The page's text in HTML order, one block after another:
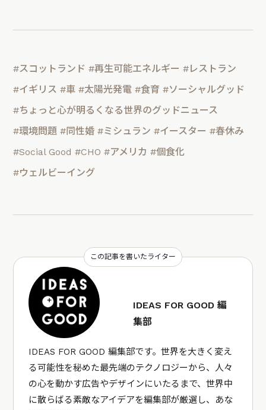
#スコットランド #再生可能エネルギー #レストラン
#イギリス #車 #太陽光発電 #食育 #ソーシャルグッド
#ちょっと心が明るくなる世界のグッドニュース
#環境問題 #同性婚 #ミシュラン #イースター #春休み
#Social Good #CHO #アメリカ #個食化
#ウェルビーイング
この記事を書いたライター
IDEAS FOR GOOD 編
集部
IDEAS FOR GOOD 編集部です。世界を大きく変え
る可能性を秘めた最先端のテクノロジーから、人々
の心を動かす広告やデザインにいたるまで、世界中
に散らばる素敵なアイデアを編集部が厳選し、あな